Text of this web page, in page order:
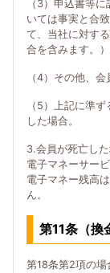
（3）申込書等
いては事実と合
て、当社に対す
合を含みます。）
（4）その他、
（5）上記に準
した場合。
3.会員が死亡し
電子マネーサー
電子マネー残高
ん。
第11条（換
第18条第2項の場